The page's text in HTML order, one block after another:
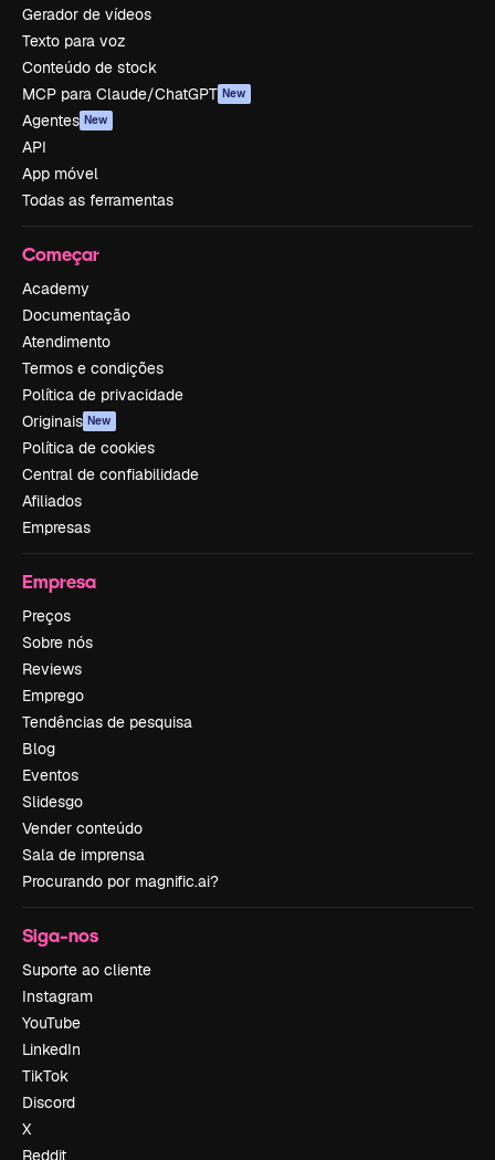
Gerador de vídeos
Texto para voz
Conteúdo de stock
MCP para Claude/ChatGPT New
Agentes New
API
App móvel
Todas as ferramentas
Começar
Academy
Documentação
Atendimento
Termos e condições
Política de privacidade
Originais New
Política de cookies
Central de confiabilidade
Afiliados
Empresas
Empresa
Preços
Sobre nós
Reviews
Emprego
Tendências de pesquisa
Blog
Eventos
Slidesgo
Vender conteúdo
Sala de imprensa
Procurando por magnific.ai?
Siga-nos
Suporte ao cliente
Instagram
YouTube
LinkedIn
TikTok
Discord
X
Reddit